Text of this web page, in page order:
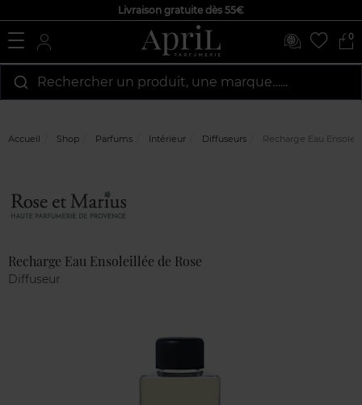
Livraison gratuite dès 55€
0
Rechercher un produit, une marque…...
Accueil Shop Parfums Intérieur Diffuseurs Recharge Eau
Recharge Eau Ensoleillée de Rose
Diffuseur